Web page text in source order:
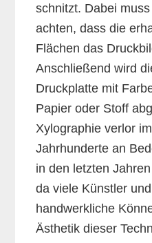
schnitzt. Dabei
achten, dass die
Flächen das
Anschließend wird
Druckplatte mit
Papier oder Stoff
Xylographie verlor
Jahrhunderte an
in den letzten
da viele Künstler
handwerkliche
Ästhetik dieser